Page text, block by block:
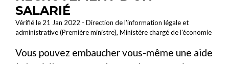
SALARIÉ
Vérifié le 21 Jan 2022 - Direction de l'information légale et
administrative (Première ministre), Ministère chargé de l'économie
Vous pouvez embaucher vous-même une aide